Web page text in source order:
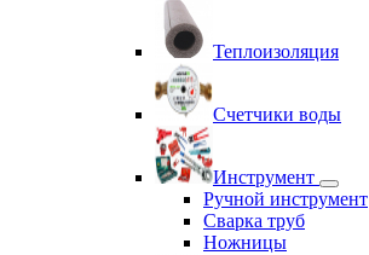
Теплоизоляция
Счетчики воды
Инструмент
Ручной инструмент
Сварка труб
Ножницы